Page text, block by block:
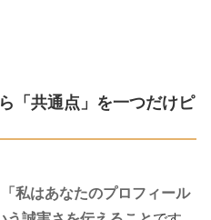
「共通点」を一つだけピ
「私はあなたのプロフィール